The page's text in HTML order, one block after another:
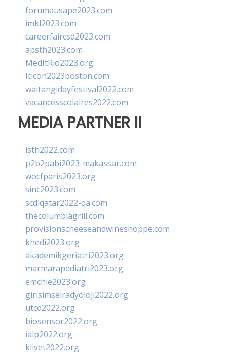
forumausape2023.com
imkl2023.com
careerfaircsd2023.com
apsth2023.com
MedItRio2023.org
lcicon2023boston.com
waitangidayfestival2022.com
vacancesscolaires2022.com
MEDIA PARTNER II
isth2022.com
p2b2pabi2023-makassar.com
wocfparis2023.org
sinc2023.com
scdlqatar2022-qa.com
thecolumbiagrill.com
provisionscheeseandwineshoppe.com
khedi2023.org
akademikgeriatri2023.org
marmarapediatri2023.org
emchie2023.org
girisimselradyoloji2022.org
utcd2022.org
biosensor2022.org
ialp2022.org
klivet2022.org